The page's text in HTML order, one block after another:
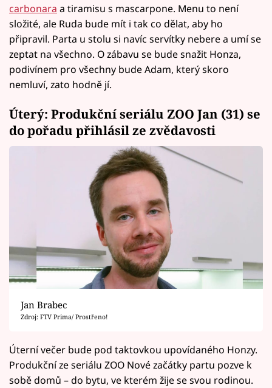
carbonara a tiramisu s mascarpone. Menu to není
složité, ale Ruda bude mít i tak co dělat, aby ho
připravil. Parta u stolu si navíc servítky nebere a umí se
zeptat na všechno. O zábavu se bude snažit Honza,
podivínem pro všechny bude Adam, který skoro
nemluví, zato hodně jí.
Úterý: Produkční seriálu ZOO Jan (31) se
do pořadu přihlásil ze zvědavosti
Jan Brabec
Zdroj: FTV Prima/ Prostřeno!
Úterní večer bude pod taktovkou upovídaného Honzy.
Produkční ze seriálu ZOO Nové začátky partu pozve k
sobě domů – do bytu, ve kterém žije se svou rodinou.